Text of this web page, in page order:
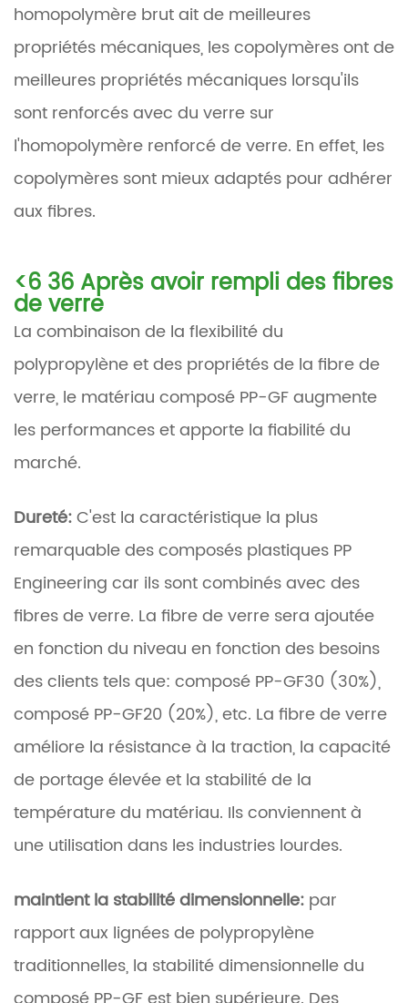
homopolymère brut ait de meilleures
propriétés mécaniques, les copolymères ont de
meilleures propriétés mécaniques lorsqu'ils
sont renforcés avec du verre sur
l'homopolymère renforcé de verre. En effet, les
copolymères sont mieux adaptés pour adhérer
aux fibres.
<6 36 Après avoir rempli des fibres
de verre
La combinaison de la flexibilité du
polypropylène et des propriétés de la fibre de
verre, le matériau composé PP-GF augmente
les performances et apporte la fiabilité du
marché.
Dureté:C'est la caractéristique la plus
remarquable des composés plastiques PP
Engineering car ils sont combinés avec des
fibres de verre. La fibre de verre sera ajoutée
en fonction du niveau en fonction des besoins
des clients tels que: composé PP-GF30 (30%),
composé PP-GF20 (20%), etc. La fibre de verre
améliore la résistance à la traction, la capacité
de portage élevée et la stabilité de la
température du matériau. Ils conviennent à
une utilisation dans les industries lourdes.
maintient la stabilité dimensionnelle: par
rapport aux lignées de polypropylène
traditionnelles, la stabilité dimensionnelle du